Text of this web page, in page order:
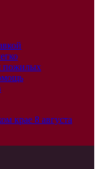
пожилых
крае 8 августа